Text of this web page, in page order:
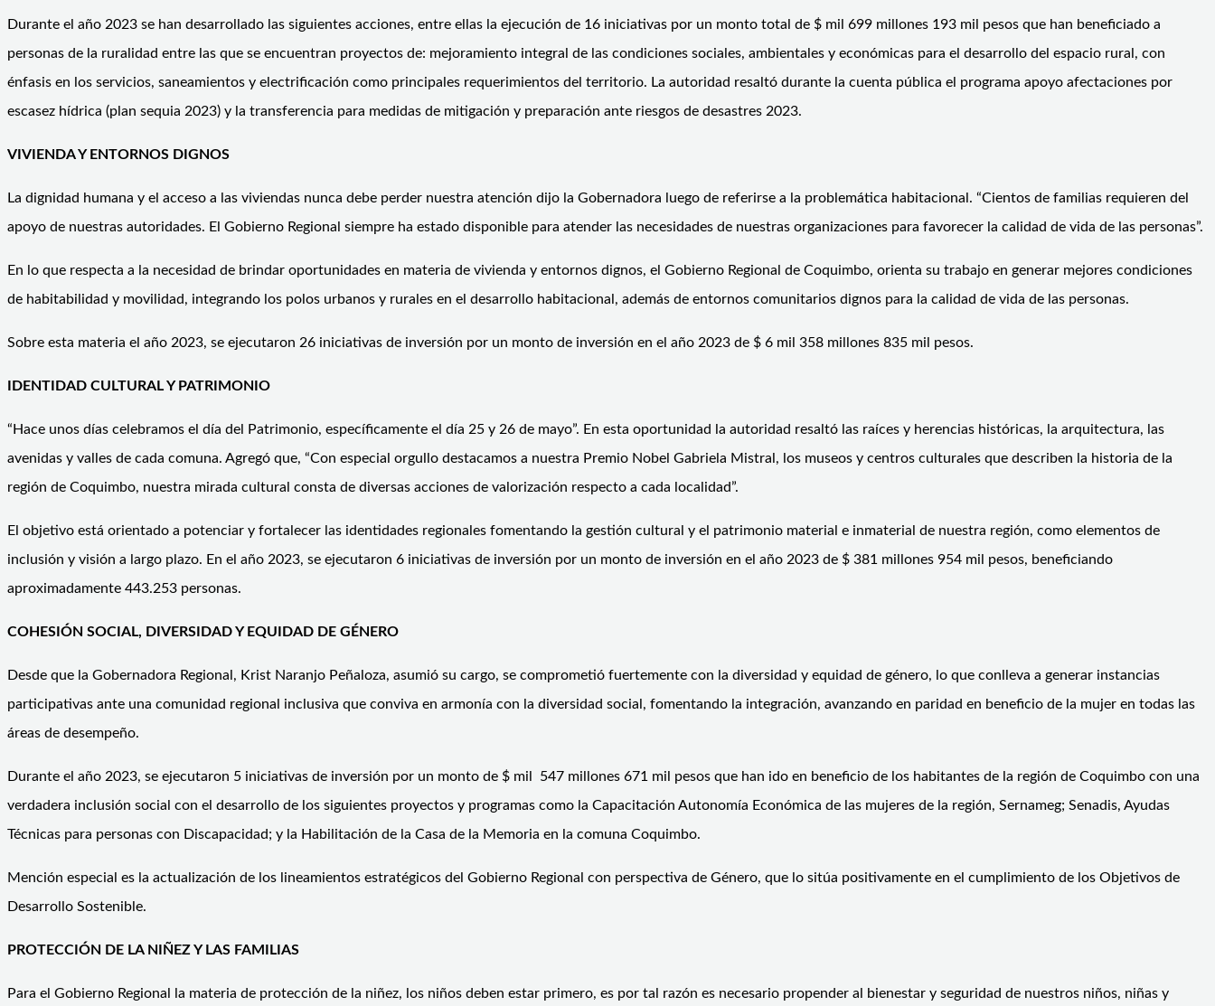
Durante el año 2023 se han desarrollado las siguientes acciones, entre ellas la ejecución de 16 iniciativas por un monto total de $ mil 699 millones 193 mil pesos que han beneficiado a
personas de la ruralidad entre las que se encuentran proyectos de: mejoramiento integral de las condiciones sociales, ambientales y económicas para el desarrollo del espacio rural, con
énfasis en los servicios, saneamientos y electrificación como principales requerimientos del territorio. La autoridad resaltó durante la cuenta pública el programa apoyo afectaciones por
escasez hídrica (plan sequia 2023) y la transferencia para medidas de mitigación y preparación ante riesgos de desastres 2023.
VIVIENDA Y ENTORNOS DIGNOS
La dignidad humana y el acceso a las viviendas nunca debe perder nuestra atención dijo la Gobernadora luego de referirse a la problemática habitacional. “Cientos de familias requieren del
apoyo de nuestras autoridades. El Gobierno Regional siempre ha estado disponible para atender las necesidades de nuestras organizaciones para favorecer la calidad de vida de las personas”.
En lo que respecta a la necesidad de brindar oportunidades en materia de vivienda y entornos dignos, el Gobierno Regional de Coquimbo, orienta su trabajo en generar mejores condiciones
de habitabilidad y movilidad, integrando los polos urbanos y rurales en el desarrollo habitacional, además de entornos comunitarios dignos para la calidad de vida de las personas.
Sobre esta materia el año 2023, se ejecutaron 26 iniciativas de inversión por un monto de inversión en el año 2023 de $ 6 mil 358 millones 835 mil pesos.
IDENTIDAD CULTURAL Y PATRIMONIO
“Hace unos días celebramos el día del Patrimonio, específicamente el día 25 y 26 de mayo”. En esta oportunidad la autoridad resaltó las raíces y herencias históricas, la arquitectura, las
avenidas y valles de cada comuna. Agregó que, “Con especial orgullo destacamos a nuestra Premio Nobel Gabriela Mistral, los museos y centros culturales que describen la historia de la
región de Coquimbo, nuestra mirada cultural consta de diversas acciones de valorización respecto a cada localidad”.
El objetivo está orientado a potenciar y fortalecer las identidades regionales fomentando la gestión cultural y el patrimonio material e inmaterial de nuestra región, como elementos de
inclusión y visión a largo plazo. En el año 2023, se ejecutaron 6 iniciativas de inversión por un monto de inversión en el año 2023 de $ 381 millones 954 mil pesos, beneficiando
aproximadamente 443.253 personas.
COHESIÓN SOCIAL, DIVERSIDAD Y EQUIDAD DE GÉNERO
Desde que la Gobernadora Regional, Krist Naranjo Peñaloza, asumió su cargo, se comprometió fuertemente con la diversidad y equidad de género, lo que conlleva a generar instancias
participativas ante una comunidad regional inclusiva que conviva en armonía con la diversidad social, fomentando la integración, avanzando en paridad en beneficio de la mujer en todas las
áreas de desempeño.
Durante el año 2023, se ejecutaron 5 iniciativas de inversión por un monto de $ mil 547 millones 671 mil pesos que han ido en beneficio de los habitantes de la región de Coquimbo con una
verdadera inclusión social con el desarrollo de los siguientes proyectos y programas como la Capacitación Autonomía Económica de las mujeres de la región, Sernameg; Senadis, Ayudas
Técnicas para personas con Discapacidad; y la Habilitación de la Casa de la Memoria en la comuna Coquimbo.
Mención especial es la actualización de los lineamientos estratégicos del Gobierno Regional con perspectiva de Género, que lo sitúa positivamente en el cumplimiento de los Objetivos de
Desarrollo Sostenible.
PROTECCIÓN DE LA NIÑEZ Y LAS FAMILIAS
Para el Gobierno Regional la materia de protección de la niñez, los niños deben estar primero, es por tal razón es necesario propender al bienestar y seguridad de nuestros niños, niñas y